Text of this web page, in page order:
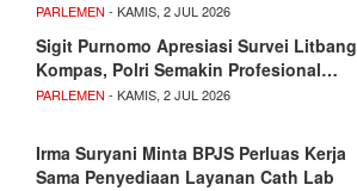
PARLEMEN - KAMIS, 2 JUL 2026
Sigit Purnomo Apresiasi Survei Litbang
Kompas, Polri Semakin Profesional…
PARLEMEN - KAMIS, 2 JUL 2026
Irma Suryani Minta BPJS Perluas Kerja
Sama Penyediaan Layanan Cath Lab